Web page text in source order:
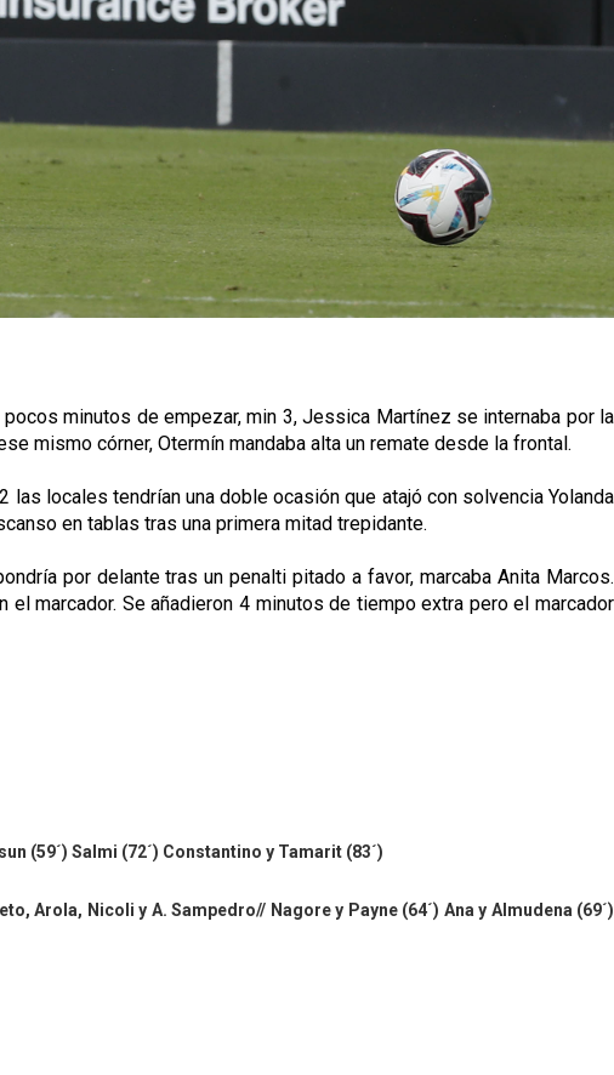
minutos de empezar, min 3, Jessica Martínez se internaba por la
mismo córner, Otermín mandaba alta un remate desde la frontal.
locales tendrían una doble ocasión que atajó con solvencia Yolanda
en tablas tras una primera mitad trepidante.
por delante tras un penalti pitado a favor, marcaba Anita Marcos.
marcador. Se añadieron 4 minutos de tiempo extra pero el marcador
(59´) Salmi (72´) Constantino y Tamarit (83´)
Arola, Nicoli y A. Sampedro// Nagore y Payne (64´) Ana y Almudena (69´)